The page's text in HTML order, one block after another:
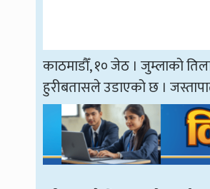
काठमाडौँ, १० जेठ । जुम्लाको
हुरीबतासले उडाएको छ ।